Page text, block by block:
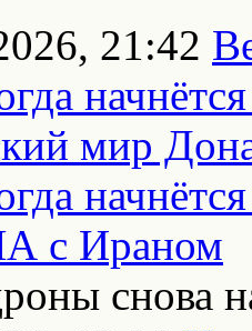
21:42
снова